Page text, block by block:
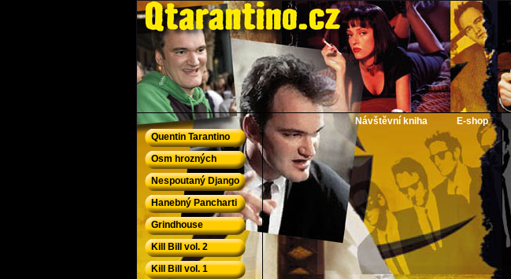
QTarantino.cz - Quentin Tarantino
Návštěvní kniha E-shop
Quentin Tarantino
Osm hrozných
Nespoutaný Django
Hanebný Pancharti
Grindhouse
Kill Bill vol. 2
Kill Bill vol. 1